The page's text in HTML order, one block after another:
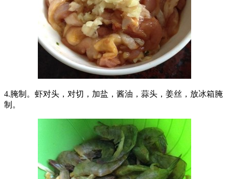
4.腌制。虾对头，对切，加盐，酱油，蒜头，姜丝，放冰箱腌
制。